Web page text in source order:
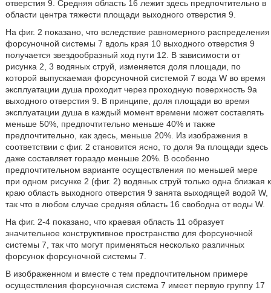
отверстия 9. Средняя область 16 лежит здесь предпочтительно в
области центра тяжести площади выходного отверстия 9.
На фиг. 2 показано, что вследствие равномерного распределения
форсуночной системы 7 вдоль края 10 выходного отверстия 9
получается звездообразный ход пути 12. В зависимости от
рисунка 2, 3 водяных струй, изменяется доля площади, по
которой выпускаемая форсуночной системой 7 вода W во время
эксплуатации душа проходит через проходную поверхность 9a
выходного отверстия 9. В принципе, доля площади во время
эксплуатации душа в каждый момент времени может составлять
меньше 50%, предпочтительно меньше 40% и также
предпочтительно, как здесь, меньше 20%. Из изображения в
соответствии с фиг. 2 становится ясно, то доля 9a площади здесь
даже составляет гораздо меньше 20%. В особенно
предпочтительном варианте осуществления по меньшей мере
при одном рисунке 2 (фиг. 2) водяных струй только одна близкая к
краю область выходного отверстия 9 занята выходящей водой W,
так что в любом случае средняя область 16 свободна от воды W.
На фиг. 2-4 показано, что краевая область 11 образует
значительное конструктивное пространство для форсуночной
системы 7, так что могут применяться несколько различных
форсунок форсуночной системы 7.
В изображенном и вместе с тем предпочтительном примере
осуществления форсуночная система 7 имеет первую группу 17